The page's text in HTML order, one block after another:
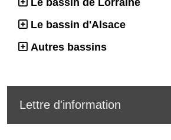
Le bassin de Lorraine
Le bassin d'Alsace
Autres bassins
Lettre d'information